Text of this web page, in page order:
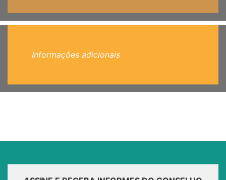
Informações adicionais